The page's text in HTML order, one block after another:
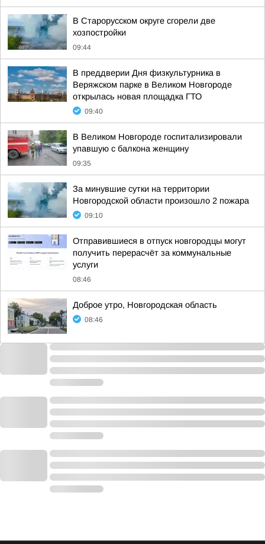
В Старорусском округе сгорели две
хозпостройки
09:44
В преддверии Дня физкультурника в
Веряжском парке в Великом Новгороде
открылась новая площадка ГТО
09:40
В Великом Новгороде госпитализировали
упавшую с балкона женщину
09:35
За минувшие сутки на территории
Новгородской области произошло 2 пожара
09:10
Отправившиеся в отпуск новгородцы могут
получить перерасчёт за коммунальные
услуги
08:46
Доброе утро, Новгородская область
08:46